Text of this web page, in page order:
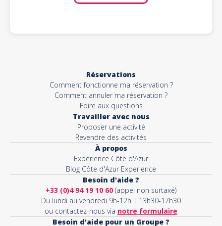
Réservations
Comment fonctionne ma réservation ?
Comment annuler ma réservation ?
Foire aux questions
Travailler avec nous
Proposer une activité
Revendre des activités
À propos
Expérience Côte d'Azur
Blog Côte d'Azur Experience
Besoin d'aide ?
+33 (0)4 94 19 10 60 (appel non surtaxé)
Du lundi au vendredi 9h-12h | 13h30-17h30
ou contactez-nous via notre formulaire
Besoin d'aide pour un Groupe ?